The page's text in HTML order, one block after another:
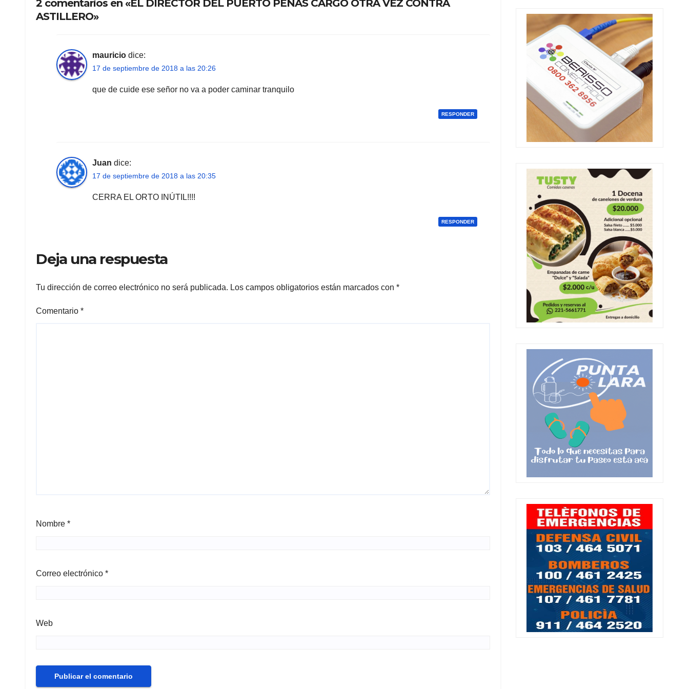
2 comentarios en «EL DIRECTOR DEL PUERTO PENAS CARGO OTRA VEZ CONTRA
ASTILLERO»
mauricio dice:
17 de septiembre de 2018 a las 20:26
que de cuide ese señor no va a poder caminar tranquilo
RESPONDER
Juan dice:
17 de septiembre de 2018 a las 20:35
CERRA EL ORTO INÚTIL!!!!
RESPONDER
Deja una respuesta
Tu dirección de correo electrónico no será publicada. Los campos obligatorios están marcados con *
Comentario *
Nombre *
Correo electrónico *
Web